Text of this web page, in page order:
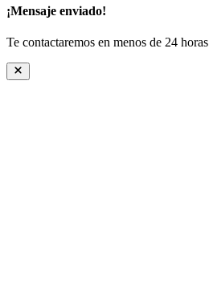
¡Mensaje enviado!
Te contactaremos en menos de 24 horas